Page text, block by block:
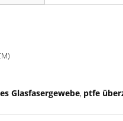
Glasfasergewebe, ptfe